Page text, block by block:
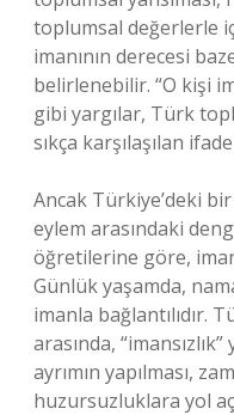
toplumsal değerlerle
imanının derecesi
belirlenebilir. “O kişi
gibi yargılar, Türk
sıkça karşılaşılan
Ancak Türkiye’deki
eylem arasındaki
öğretilerine göre,
Günlük yaşamda,
imanla bağlantılıdır.
arasında,
ayrımın yapılması,
huzursuzluklara yol